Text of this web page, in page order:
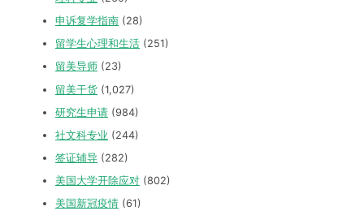
申诉复学指南 (28)
留学生心理和生活 (251)
留美导师 (23)
留美干货 (1,027)
研究生申请 (984)
社文科专业 (244)
签证辅导 (282)
美国大学开除应对 (802)
美国新冠疫情 (61)